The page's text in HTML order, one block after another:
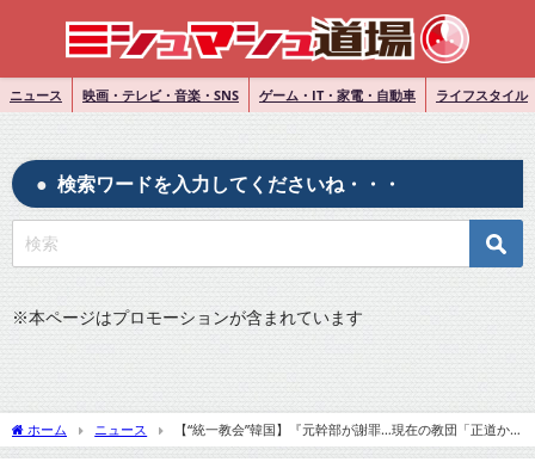
ニュース 映画・テレビ・音楽・SNS ゲーム・IT・家電・自動車 ライフスタイル
検索ワードを入力してくださいね・・・
※本ページはプロモーションが含まれています
ホーム ニュース
【“統一教会”韓国】『元幹部が謝罪…現在の教団「正道か
ら外れている」』についてTwitterの反応